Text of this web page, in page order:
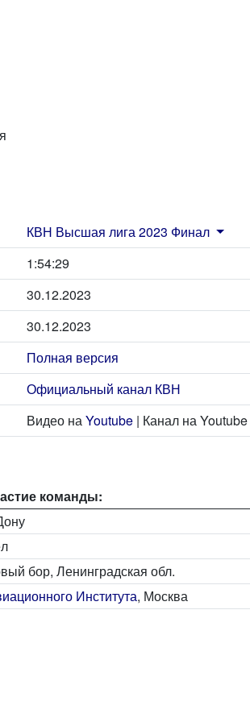
КВН Высшая лига 2023 Финал
1:54:29
30.12.2023
30.12.2023
Полная версия
Официальный канал КВН
Видео наYoutube | Канал на Youtube
команды:
бор, Ленинградская обл.
Института, Москва